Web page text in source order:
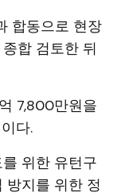
합동으로 현장
합 검토한 뒤
7,800만원을
다.
위한 유턴구
지를 위한 정